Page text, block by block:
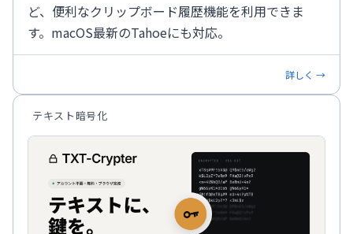
ど、便利なクリップボード履歴機能を利用できま
す。macOS最新のTahoeにも対応。
詳しく →
テキスト暗号化